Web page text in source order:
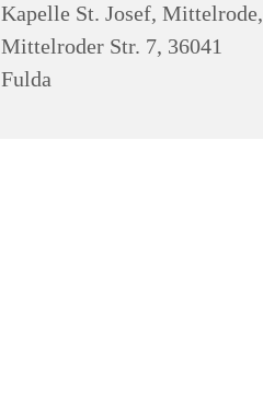
Kapelle St. Josef, Mittelrode,
Mittelroder Str. 7, 36041
Fulda